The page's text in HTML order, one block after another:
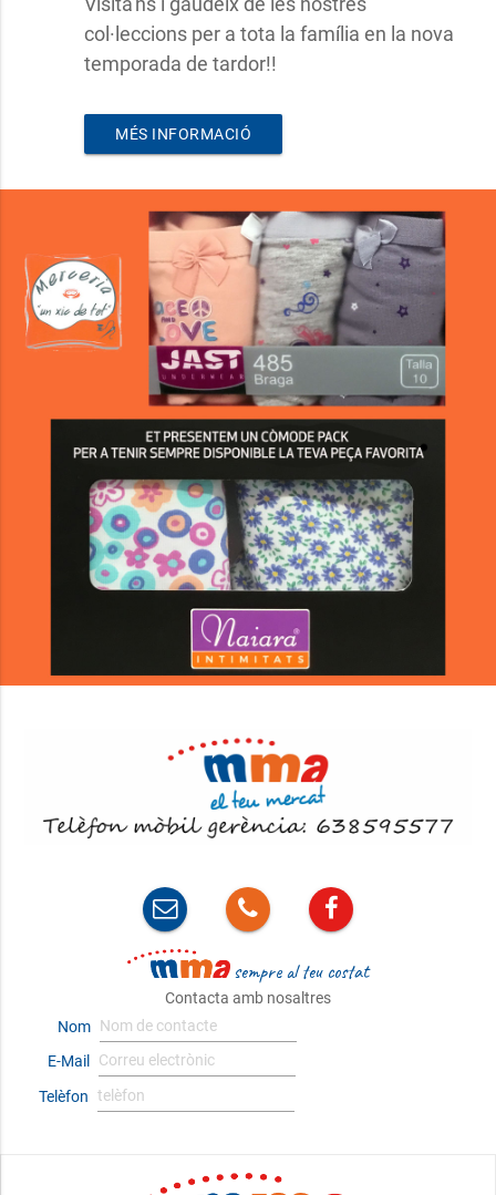
col·leccions per a tota la família en la nova
temporada de tardor!!
MÉS INFORMACIÓ
sempre al teu costat
Contacta amb nosaltres
Nom
E-Mail
Telèfon